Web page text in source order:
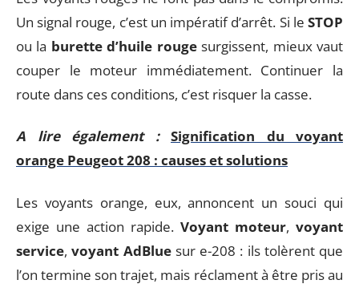
Un signal rouge, c’est un impératif d’arrêt. Si le STOP
ou la burette d’huile rougesurgissent, mieux vaut
couper le moteur immédiatement. Continuer la
route dans ces conditions, c’est risquer la casse.
A lire également :
Signification du voyant
orange Peugeot 208 : causes et solutions
Les voyants orange, eux, annoncent un souci qui
exige une action rapide. Voyant moteur, voyant
service,voyant AdBluesur e-208 : ils tolèrent que
l’on termine son trajet, mais réclament à être pris au